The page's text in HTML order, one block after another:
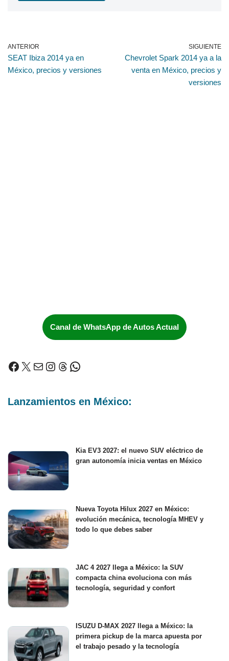
ANTERIOR
SEAT Ibiza 2014 ya en
México, precios y versiones
SIGUIENTE
Chevrolet Spark 2014 ya a la
venta en México, precios y
versiones
Canal de WhatsApp de Autos Actual
Lanzamientos en México:
Kia EV3 2027: el nuevo SUV eléctrico de
gran autonomía inicia ventas en México
Nueva Toyota Hilux 2027 en México:
evolución mecánica, tecnología MHEV y
todo lo que debes saber
JAC 4 2027 llega a México: la SUV
compacta china evoluciona con más
tecnología, seguridad y confort
ISUZU D-MAX 2027 llega a México: la
primera pickup de la marca apuesta por
el trabajo pesado y la tecnología